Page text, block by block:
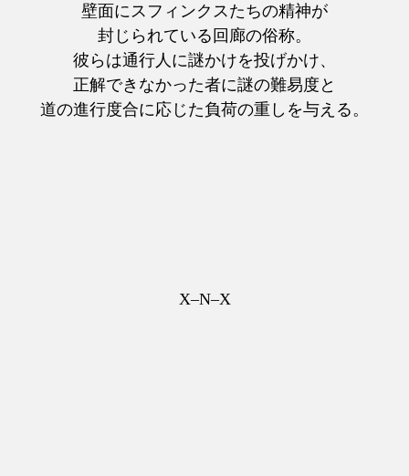
壁面にスフィンクスたちの精神が
封じられている回廊の俗称。
彼らは通行人に謎かけを投げかけ、
正解できなかった者に謎の難易度と
道の進行度合に応じた負荷の重しを与える。
X–N–X